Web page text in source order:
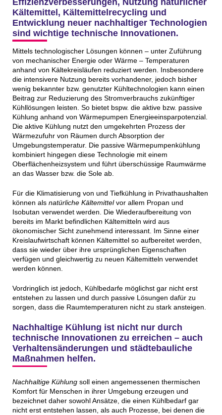
Kältemittel, Kältemittelrecycling und
Entwicklung neuer nachhaltiger Technologien
sind wichtige technische Innovationen.
Mittels technologischer Lösungen können – unter Zuführung
von mechanischer Energie oder Wärme – Temperaturen
anhand von Kältekreisläufen reduziert werden. Insbesondere
die intensivere Nutzung bereits vorhandener, jedoch bisher
wenig bekannter bzw. genutzter Kühltechnologien kann einen
Beitrag zur Reduzierung des Stromverbrauchs zukünftiger
Kühllösungen leisten. So bietet bspw. die aktive bzw. passive
Kühlung anhand von Wärmepumpen Energieeinsparpotenzial.
Die aktive Kühlung nutzt den umgekehrten Prozess der
Wärmezufuhr von Räumen durch Absorption der
Umgebungstemperatur. Die passive Wärmepumpenkühlung
kombiniert hingegen diese Technologie mit einem
Oberflächenheizsystem und führt überschüssige Raumwärme
an das Wasser bzw. die Sole ab.
Für die Klimatisierung von und Tiefkühlung in Privathaushalten
können als natürliche Kältemittelvor allem Propan und
Isobutan verwendet werden. Die Wiederaufbereitung von
bereits im Markt befindlichen Kältemitteln wird aus
ökonomischer Sicht zunehmend interessant. Im Sinne einer
Kreislaufwirtschaft können Kältemittel so aufbereitet werden,
dass sie wieder über ihre ursprünglichen Eigenschaften
verfügen und gleichwertig zu neuen Kältemitteln verwendet
werden können.
Vordringlich ist jedoch, Kühlbedarfe möglichst gar nicht erst
entstehen zu lassen und durch passive Lösungen dafür zu
sorgen, dass die Raumtemperaturen nicht zu stark ansteigen.
Nachhaltige Kühlung ist nicht nur durch
technische Innovationen zu erreichen – auch
Verhaltensänderungen und städtebauliche
Maßnahmen helfen.
Nachhaltige Kühlungsoll einen angemessenen thermischen
Komfort für Menschen in ihrer Umgebung erzeugen und
bezeichnet daher sowohl Ansätze, die einen Kühlbedarf gar
nicht erst entstehen lassen, als auch Prozesse, bei denen die